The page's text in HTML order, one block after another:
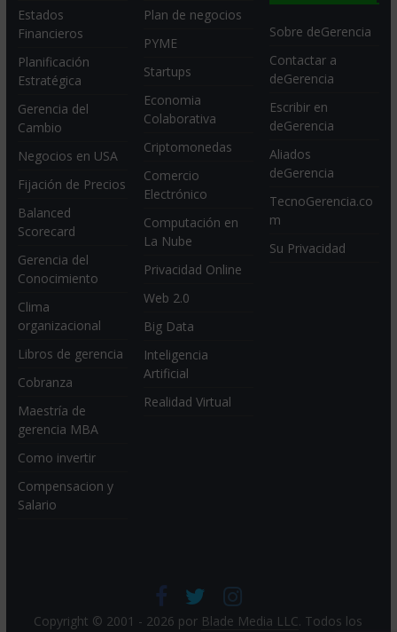
Estados
Financieros
Planificación
Estratégica
Gerencia del
Cambio
Negocios en USA
Fijación de Precios
Balanced
Scorecard
Gerencia del
Conocimiento
Clima
organizacional
Libros de gerencia
Cobranza
Maestría de
gerencia MBA
Como invertir
Compensacion y
Salario
Plan de negocios
PYME
Startups
Economia
Colaborativa
Criptomonedas
Comercio
Electrónico
Computación en
La Nube
Privacidad Online
Web 2.0
Big Data
Inteligencia
Artificial
Realidad Virtual
Sobre deGerencia
Contactar a
deGerencia
Escribir en
deGerencia
Aliados
deGerencia
TecnoGerencia.co
m
Su Privacidad
Copyright © 2001 - 2026 por Blade Media LLC. Todos los